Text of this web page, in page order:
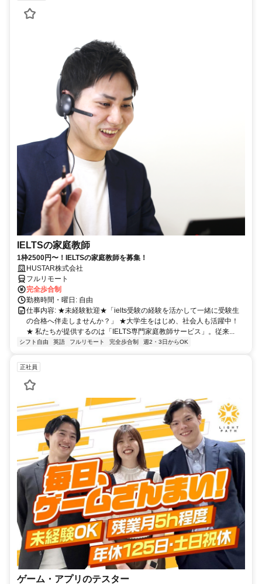
IELTSの家庭教師
1枠2500円〜！IELTSの家庭教師を募集！
HUSTAR株式会社
フルリモート
完全歩合制
勤務時間・曜日: 自由
仕事内容: ★未経験歓迎★「ielts受験の経験を活かして一緒に受験生
の合格へ伴走しませんか？」 ★大学生をはじめ、社会人も活躍中！
★ 私たちが提供するのは「IELTS専門家庭教師サービス」。従来...
シフト自由 英語 フルリモート 完全歩合制 週2・3日からOK
正社員
ゲーム・アプリのテスター